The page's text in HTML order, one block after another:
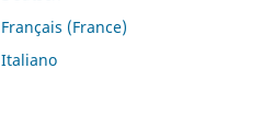
Français (France)
Italiano